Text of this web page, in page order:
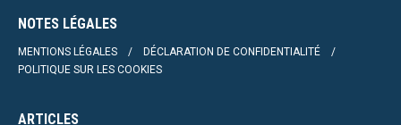
NOTES LÉGALES
MENTIONS LÉGALES
DÉCLARATION DE CONFIDENTIALITÉ
POLITIQUE SUR LES COOKIES
ARTICLES